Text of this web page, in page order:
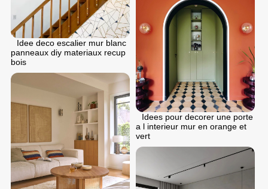
Idee deco escalier mur blanc
panneaux diy materiaux recup
bois
Idees pour decorer une porte
a l interieur mur en orange et
vert